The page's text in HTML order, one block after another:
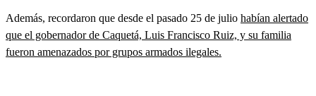
Además, recordaron que desde el pasado 25 de julio habían alertado
que el gobernador de Caquetá, Luis Francisco Ruiz, y su familia
fueron amenazados por grupos armados ilegales.